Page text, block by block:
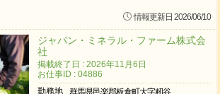
情報更新日 2026/06/10
ジャパン・ミネラル・ファーム株式会
社
掲載終了日 : 2026年11月6日
お仕事ID : 04886
勤務地
群馬県邑楽郡板倉町大字籾谷